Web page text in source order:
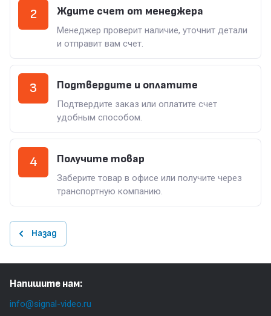
2 Ждите счет от менеджера
Менеджер проверит наличие, уточнит детали
и отправит вам счет.
3 Подтвердите и оплатите
Подтвердите заказ или оплатите счет
удобным способом.
4 Получите товар
Заберите товар в офисе или получите через
транспортную компанию.
Назад
Напишите нам:
info@signal-video.ru